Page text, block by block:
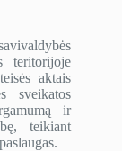
teritorijoje
aktais
sveikatos
ir
teikiant